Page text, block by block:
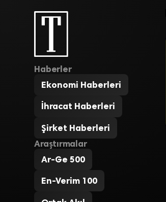
Haberler
Ekonomi Haberleri
İhracat Haberleri
Şirket Haberleri
Araştırmalar
Ar-Ge 500
En-Verim 100